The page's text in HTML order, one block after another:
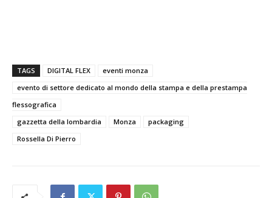
TAGS DIGITAL FLEX
eventi monza
evento di settore dedicato al mondo della stampa e della prestampa
flessografica
gazzetta della lombardia
Monza
packaging
Rossella Di Pierro